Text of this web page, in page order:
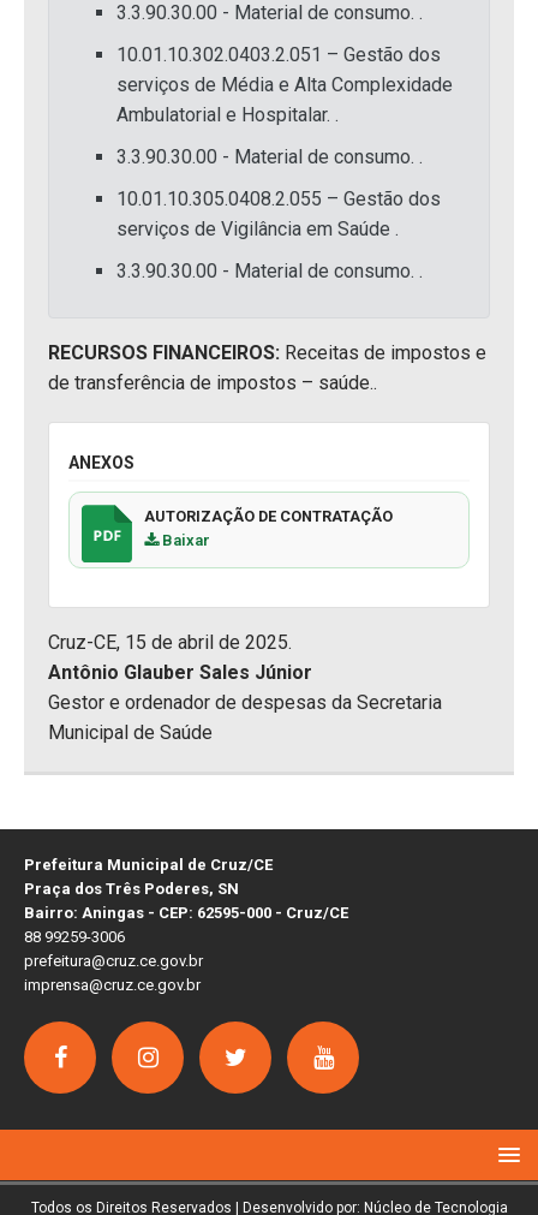
3.3.90.30.00 - Material de consumo. .
10.01.10.302.0403.2.051 – Gestão dos
serviços de Média e Alta Complexidade
Ambulatorial e Hospitalar. .
3.3.90.30.00 - Material de consumo. .
10.01.10.305.0408.2.055 – Gestão dos
serviços de Vigilância em Saúde .
3.3.90.30.00 - Material de consumo. .
RECURSOS FINANCEIROS: Receitas de impostos e
de transferência de impostos – saúde..
ANEXOS
AUTORIZAÇÃO DE CONTRATAÇÃO
Baixar
Cruz-CE, 15 de abril de 2025.
Antônio Glauber Sales Júnior
Gestor e ordenador de despesas da Secretaria
Municipal de Saúde
Prefeitura Municipal de Cruz/CE
Praça dos Três Poderes, SN
Bairro: Aningas - CEP: 62595-000 - Cruz/CE
88 99259-3006
prefeitura@cruz.ce.gov.br
imprensa@cruz.ce.gov.br
Todos os Direitos Reservados | Desenvolvido por: Núcleo de Tecnologia